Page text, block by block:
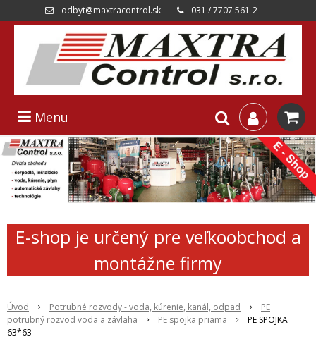
odbyt@maxtracontrol.sk 031 / 7707 561-2
Menu
E-shop je určený pre veľkoobchod a
montážne firmy
Úvod Potrubné rozvody - voda, kúrenie, kanál, odpad
PE
potrubný rozvod voda a závlaha
PE spojka priama
PE SPOJKA
63*63